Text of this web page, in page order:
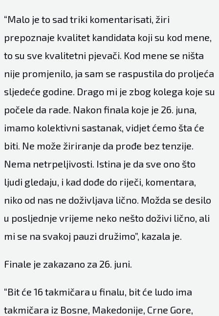
“Malo je to sad triki komentarisati, žiri
prepoznaje kvalitet kandidata koji su kod mene,
to su sve kvalitetni pjevači. Kod mene se ništa
nije promjenilo, ja sam se raspustila do proljeća
sljedeće godine. Drago mi je zbog kolega koje su
počele da rade. Nakon finala koje je 26. juna,
imamo kolektivni sastanak, vidjet ćemo šta će
biti. Ne može žiriranje da prođe bez tenzije.
Nema netrpeljivosti. Istina je da sve ono što
ljudi gledaju, i kad dođe do riječi, komentara,
niko od nas ne doživljava lično. Možda se desilo
u posljednje vrijeme neko nešto doživi lično, ali
mi se na svakoj pauzi družimo”, kazala je.
Finale je zakazano za 26. juni.
“Bit će 16 takmičara u finalu, bit će ludo ima
takmičara iz Bosne, Makedonije, Crne Gore,